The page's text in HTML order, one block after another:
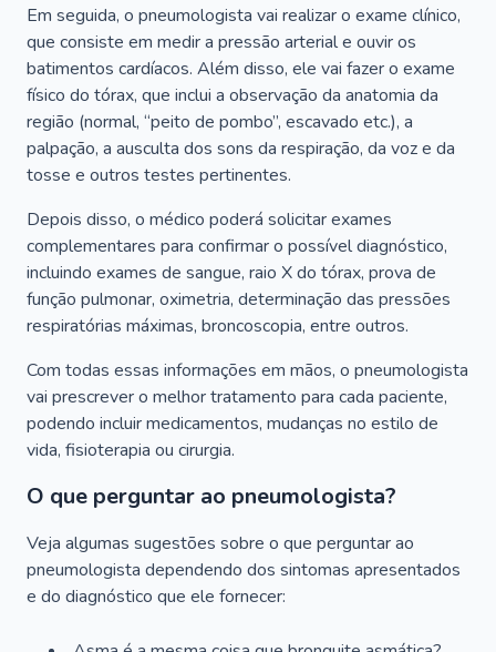
Em seguida, o pneumologista vai realizar o exame clínico,
que consiste em medir a pressão arterial e ouvir os
batimentos cardíacos. Além disso, ele vai fazer o exame
físico do tórax, que inclui a observação da anatomia da
região (normal, “peito de pombo”, escavado etc.), a
palpação, a ausculta dos sons da respiração, da voz e da
tosse e outros testes pertinentes.
Depois disso, o médico poderá solicitar exames
complementares para confirmar o possível diagnóstico,
incluindo exames de sangue, raio X do tórax, prova de
função pulmonar, oximetria, determinação das pressões
respiratórias máximas, broncoscopia, entre outros.
Com todas essas informações em mãos, o pneumologista
vai prescrever o melhor tratamento para cada paciente,
podendo incluir medicamentos, mudanças no estilo de
vida, fisioterapia ou cirurgia.
O que perguntar ao pneumologista?
Veja algumas sugestões sobre o que perguntar ao
pneumologista dependendo dos sintomas apresentados
e do diagnóstico que ele fornecer: